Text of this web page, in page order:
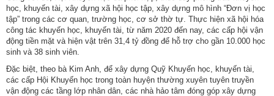
đề
tài
Tiếp
thông
tin
học, khuyến tài, xây dựng xã hội học tập, xây dựng mô hình “Đơn vị học
tập” trong các cơ quan, trường học, cơ sở thờ tự. Thực hiện xã hội hóa
công tác khuyến học, khuyến tài, từ năm 2020 đến nay, các cấp hội vận
động tiền mặt và hiện vật trên 31,4 tỷ đồng để hỗ trợ cho gần 10.000 học
sinh và 38 sinh viên.
Đặc biệt, theo bà Kim Anh, để xây dựng Quỹ Khuyến học, khuyến tài,
các cấp Hội Khuyến học trong toàn huyện thường xuyên tuyên truyền
vận động các tầng lớp nhân dân, các nhà hảo tâm đóng góp xây dựng